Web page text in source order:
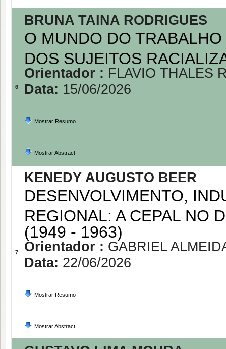
6
BRUNA TAINA RODRIGUES
O MUNDO DO
DOS SUJEITOS
Orientador : FLAVIO THALES
Data: 15/06/2026
Mostrar Resumo
Mostrar Abstract
7
KENEDY AUGUSTO BEER
DESENVOLVIMENTO,
REGIONAL: A CEPAL NO
(1949 - 1963)
Orientador : GABRIEL
Data: 22/06/2026
Mostrar Resumo
Mostrar Abstract